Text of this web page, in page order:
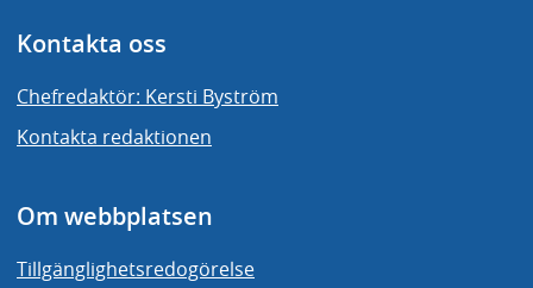
Kontakta oss
Chefredaktör: Kersti Byström
Kontakta redaktionen
Om webbplatsen
Tillgänglighetsredogörelse